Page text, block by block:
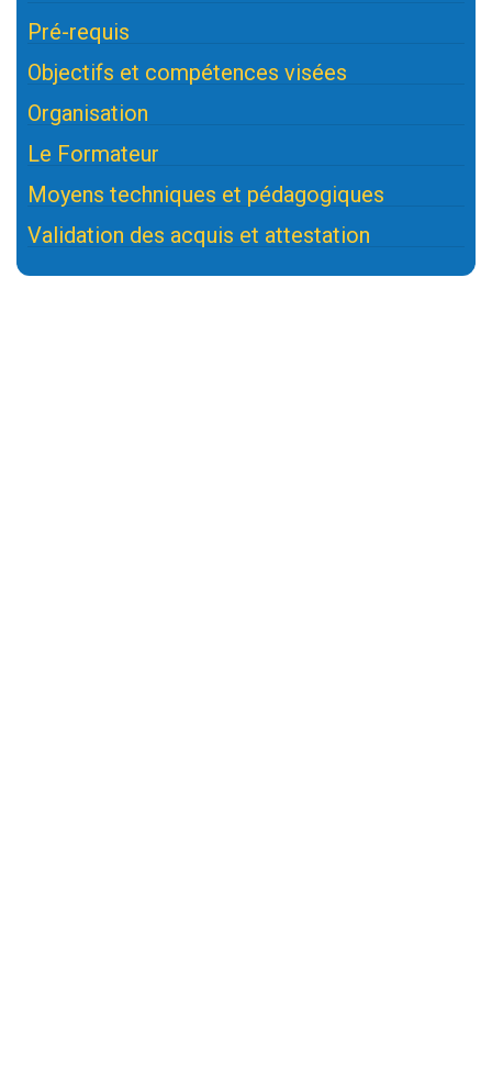
Pré-requis
Objectifs et compétences visées
Organisation
Le Formateur
Moyens techniques et pédagogiques
Validation des acquis et attestation